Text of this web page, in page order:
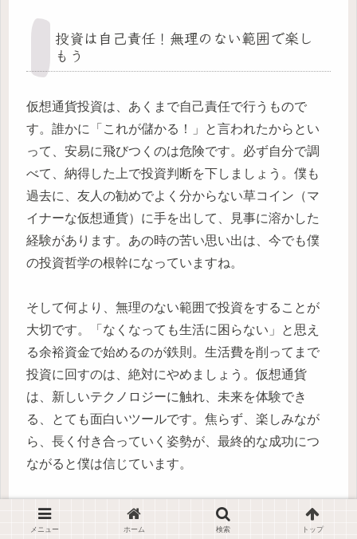
投資は自己責任！無理のない範囲で楽し
もう
仮想通貨投資は、あくまで自己責任で行うもので
す。誰かに「これが儲かる！」と言われたからとい
って、安易に飛びつくのは危険です。必ず自分で調
べて、納得した上で投資判断を下しましょう。僕も
過去に、友人の勧めでよく分からない草コイン（マ
イナーな仮想通貨）に手を出して、見事に溶かした
経験があります。あの時の苦い思い出は、今でも僕
の投資哲学の根幹になっていますね。
そして何より、無理のない範囲で投資をすることが
大切です。「なくなっても生活に困らない」と思え
る余裕資金で始めるのが鉄則。生活費を削ってまで
投資に回すのは、絶対にやめましょう。仮想通貨
は、新しいテクノロジーに触れ、未来を体験でき
る、とても面白いツールです。焦らず、楽しみなが
ら、長く付き合っていく姿勢が、最終的な成功につ
ながると僕は信じています。
もっと詳しい情報や最新の仮想通貨トレンドについ
ては、
仮想通貨ジャーナルのトップページ で確認し
メニュー ホーム 検索 トップ